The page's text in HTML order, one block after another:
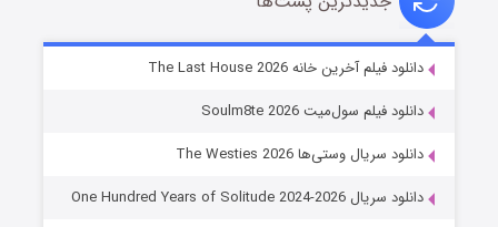
خاندان اژدها فصل ۳دانلود فیلم آخرین خانه The Last House 2026
دانلود فیلم سول‌میت Soulm8te 2026
دانلود سریال وستی‌ها The Westies 2026
دانلود سریال One Hundred Years of Solitude 2024-2026